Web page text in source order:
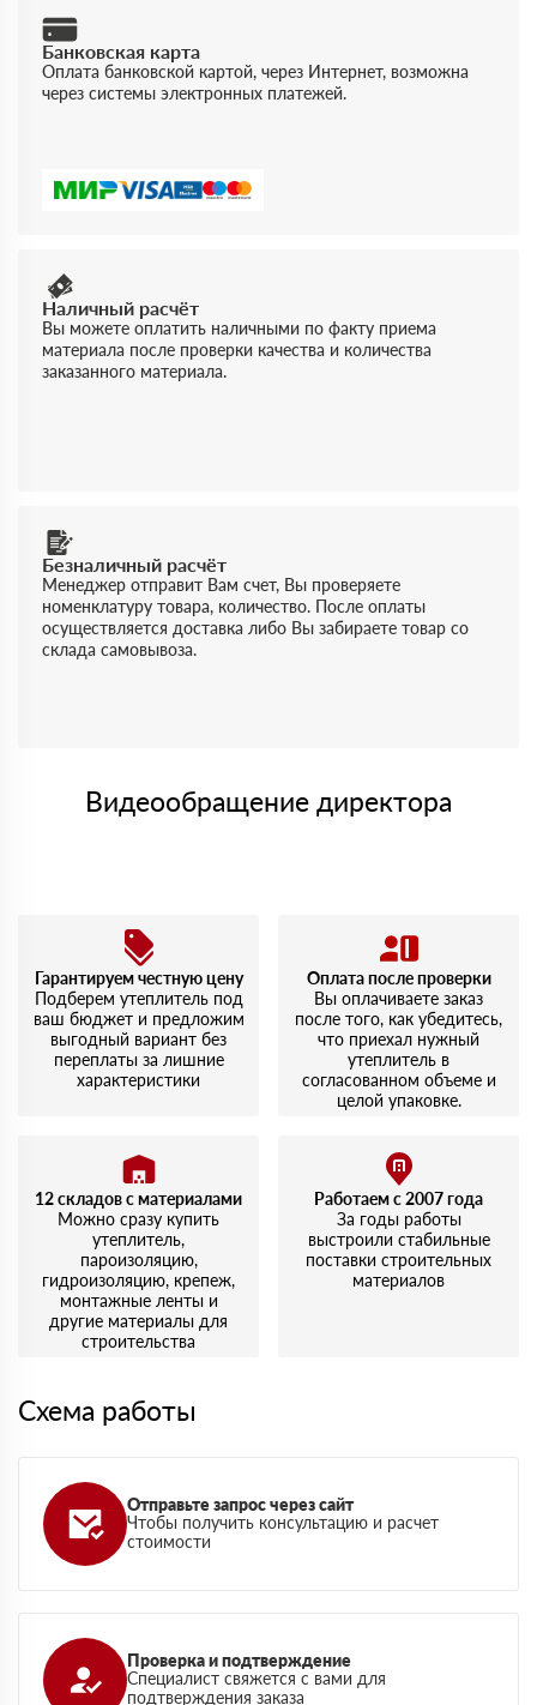
Банковская карта
Оплата банковской картой, через Интернет, возможна
через системы электронных платежей.
Наличный расчёт
Вы можете оплатить наличными по факту приема
материала после проверки качества и количества
заказанного материала.
Безналичный расчёт
Менеджер отправит Вам счет, Вы проверяете
номенклатуру товара, количество. После оплаты
осуществляется доставка либо Вы забираете товар со
склада самовывоза.
Видеообращение директора
Гарантируем честную цену
Подберем утеплитель под
ваш бюджет и предложим
выгодный вариант без
переплаты за лишние
характеристики
Оплата после проверки
Вы оплачиваете заказ
после того, как убедитесь,
что приехал нужный
утеплитель в
согласованном объеме и
целой упаковке.
12 складов с материалами
Можно сразу купить
утеплитель,
пароизоляцию,
гидроизоляцию, крепеж,
монтажные ленты и
другие материалы для
строительства
Работаем с 2007 года
За годы работы
выстроили стабильные
поставки строительных
материалов
Схема работы
Отправьте запрос через сайт
Чтобы получить консультацию и расчет
стоимости
Проверка и подтверждение
Специалист свяжется с вами для
подтверждения заказа